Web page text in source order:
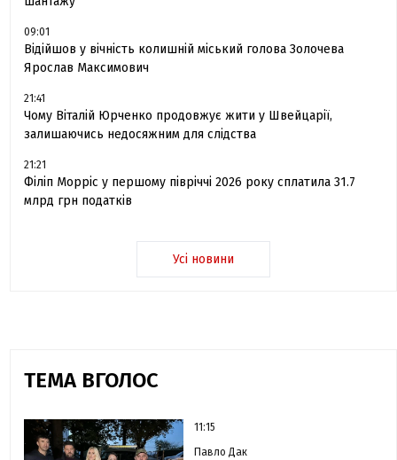
09:01
Відійшов у вічність колишній міський голова Золочева
Ярослав Максимович
21:41
Чому Віталій Юрченко продовжує жити у Швейцарії,
залишаючись недосяжним для слідства
21:21
Філіп Морріс у першому півріччі 2026 року сплатила 31.7
млрд грн податків
Усі новини
ТЕМА ВГОЛОС
11:15
Павло Дак